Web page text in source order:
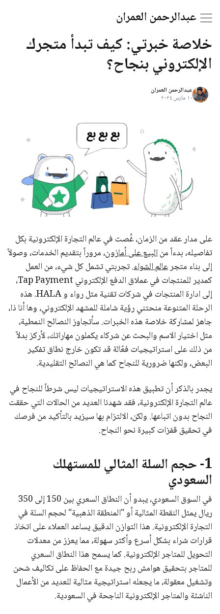
عبدالرحمن العمران
خلاصة خبرتي: كيف تبدأ متجرك
الإلكتروني بنجاح؟
عبدالرحمن العمران
١٠ مارس ٢٠٢٤
على مدار عقد من الزمان، غُصت في عالم التجارة الإلكترونية بكل
تفاصيله، بدءاً منالبيع على أمازون، مروراً بتقديم الخدمات، وصولاً
إلى بناء متجرعالم الشواء. تجربتي تشمل كل شيء، من العمل
كمدير للمنتجات في عملاق الدفع الإلكتروني Tap Payment،
إلى ادارة المنتجات في شركات تقنية مثل رواء و HALA. هذه
الرحلة المتنوعة منحتني رؤية شاملة للمشهد الإلكتروني، وها أنا ذا،
جاهز لمشاركة خلاصة هذه الخبرات. سأتجاوز النصائح النمطية،
مثل اختيار الاسم والبحث عن شركاء يكملون مهاراتك، لأركز بدلاً
من ذلك على استراتيجيات فعّالة قد تكون خارج نطاق تفكير
البعض، ولكنها ضرورية للنجاح كما هي النصائح التقليدية.
يجدر بالذكر أن تطبيق هذه الاستراتيجيات ليس شرطاً للنجاح في
عالم التجارة الإلكترونية، فقد شهدنا العديد من الحالات التي حققت
النجاح بدون اتباعها. ولكن، الالتزام بها سيزيد بالتأكيد من فرصك
في تحقيق قفزات كبيرة نحو النجاح.
1- حجم السلة المثالي للمستهلك
السعودي
في السوق السعودي، يبدو أن النطاق السعري بين 150 إلى 350
ريال يمثل النقطة المثالية أو "المنطقة الذهبية" لحجم السلة في
التجارة الإلكترونية. هذا التوازن الدقيق يساعد العملاء على اتخاذ
قرارات شراء بشكل أسرع وأكثر سهولة، مما يعزز من معدلات
التحويل للمتاجر الإلكترونية. كما يسمح هذا النطاق السعري
للمتاجر بتحقيق هوامش ربح جيدة مع الحفاظ على تكاليف شحن
وتشغيل معقولة، ما يجعله استراتيجية مثالية للعديد من الأعمال
الناشئة والمتاجر الإلكترونية الناجحة في السعودية.